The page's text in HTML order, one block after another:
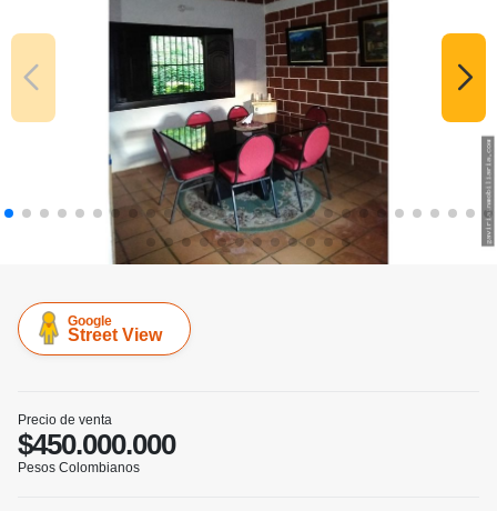
Google
Street View
Precio de venta
$450.000.000
Pesos Colombianos